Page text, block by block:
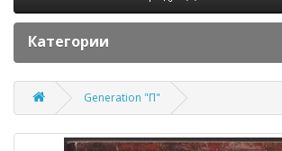
Категории
Generation "П"